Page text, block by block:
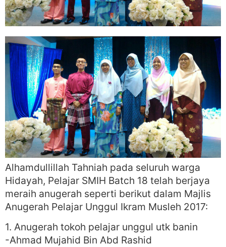
Alhamdullillah Tahniah pada seluruh warga
Hidayah, Pelajar SMIH Batch 18 telah berjaya
meraih anugerah seperti berikut dalam Majlis
Anugerah Pelajar Unggul Ikram Musleh 2017:
1. Anugerah tokoh pelajar unggul utk banin
-Ahmad Mujahid Bin Abd Rashid